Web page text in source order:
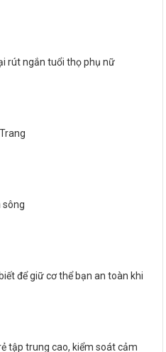
rút ngắn tuổi thọ phụ nữ
sông
để giữ cơ thể bạn an toàn khi
tập trung cao, kiểm soát cảm